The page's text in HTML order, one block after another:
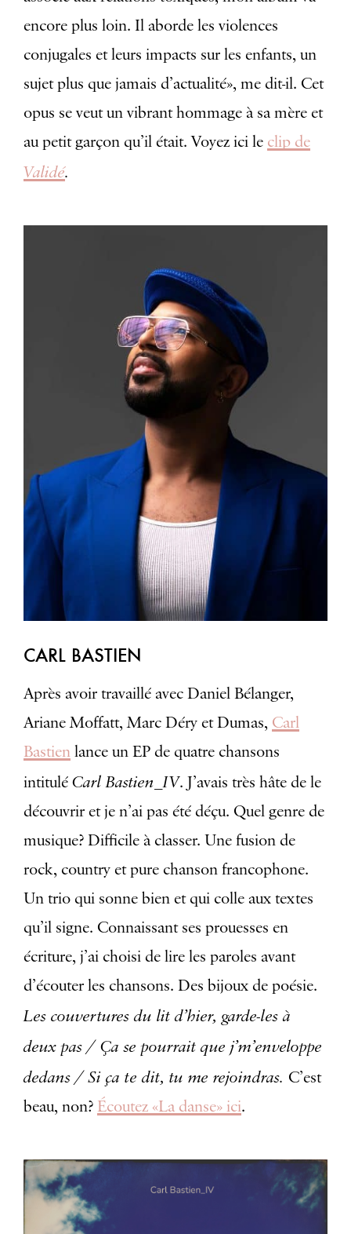
encore plus loin. Il aborde les violences
conjugales et leurs impacts sur les enfants, un
sujet plus que jamais d’actualité», me dit-il. Cet
opus se veut un vibrant hommage à sa mère et
au petit garçon qu’il était. Voyez ici le clip de
Validé.
CARL BASTIEN
Après avoir travaillé avec Daniel Bélanger,
Ariane Moffatt, Marc Déry et Dumas, Carl
Bastienlance un EP de quatre chansons
intitulé Carl Bastien_IV. J’avais très hâte de le
découvrir et je n’ai pas été déçu. Quel genre de
musique? Difficile à classer. Une fusion de
rock, country et pure chanson francophone.
Un trio qui sonne bien et qui colle aux textes
qu’il signe. Connaissant ses prouesses en
écriture, j’ai choisi de lire les paroles avant
d’écouter les chansons. Des bijoux de poésie.
Les couvertures du lit d’hier, garde-les à
deux pas / Ça se pourrait que j’m’enveloppe
dedans / Si ça te dit, tu me rejoindras. C’est
beau, non? Écoutez «La danse» ici.